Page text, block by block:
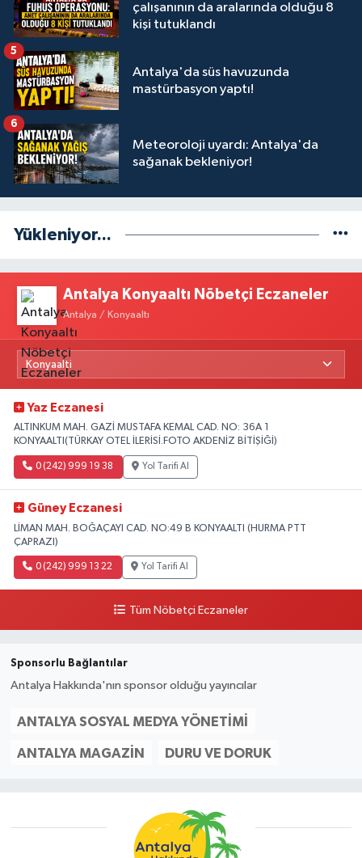
çalışanının da aralarında olduğu 8
kişi tutuklandı
Antalya'da süs havuzunda
mastürbasyon yaptı!
5
Meteoroloji uyardı: Antalya'da
sağanak bekleniyor!
6
Yükleniyor...
Antalya Konyaaltı Nöbetçi Eczaneler
Antalya / Konyaaltı
Yaz Eczanesi
ALTINKUM MAH. GAZİ MUSTAFA KEMAL CAD. NO: 36A 1
KONYAALTI(TÜRKAY OTEL İLERİSİ.FOTO AKDENİZ BİTİŞİĞİ)
0 (242) 999 19 38 Yol Tarifi Al
Güney Eczanesi
LİMAN MAH. BOĞAÇAYI CAD. NO:49 B KONYAALTI (HURMA PTT
ÇAPRAZI)
0 (242) 999 13 22 Yol Tarifi Al
Tüm Nöbetçi Eczaneler
Sponsorlu Bağlantılar
Antalya Hakkında'nın sponsor olduğu yayıncılar
ANTALYA SOSYAL MEDYA YÖNETIMI
ANTALYA MAGAZIN DURU VE DORUK